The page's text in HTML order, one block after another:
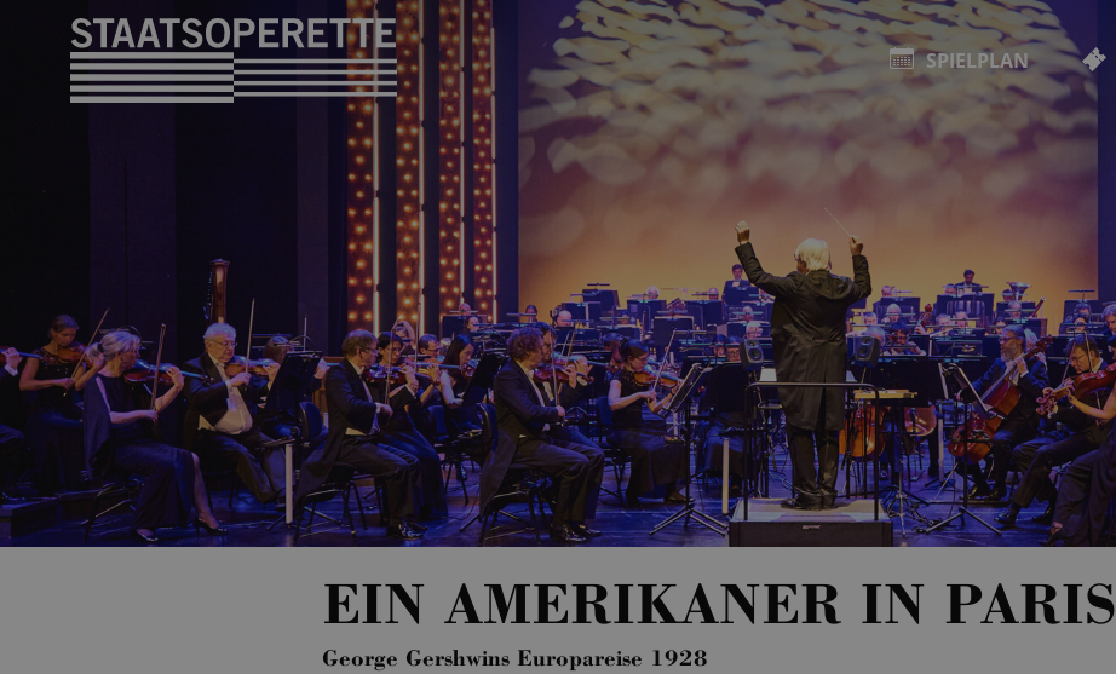
SPIELPLAN
EIN AMERIKANER IN PARIS
George Gershwins Europareise 1928